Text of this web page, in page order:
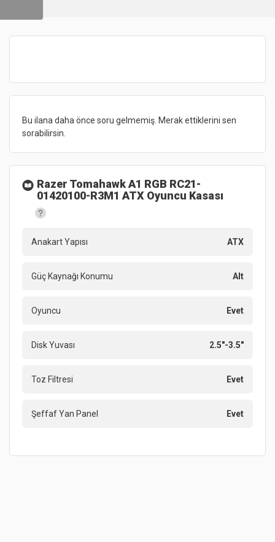
Bu ilana daha önce soru gelmemiş. Merak ettiklerini sen
sorabilirsin.
Razer Tomahawk A1 RGB RC21-
01420100-R3M1 ATX Oyuncu Kasası
Anakart Yapısı ATX
Güç Kaynağı Konumu Alt
Oyuncu Evet
Disk Yuvası 2.5"-3.5"
Toz Filtresi Evet
Şeffaf Yan Panel Evet